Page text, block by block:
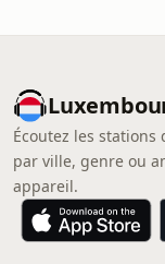
Écoutez les
par ville, genre ou
appareil.